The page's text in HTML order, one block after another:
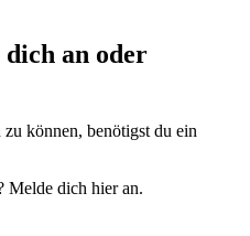
an oder
können, benötigst du ein
Melde dich hier an.